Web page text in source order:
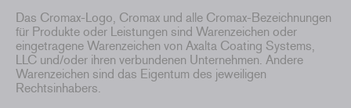
Das Cromax-Logo, Cromax und alle Cromax-Bezeichnungen
für Produkte oder Leistungen sind Warenzeichen oder
eingetragene Warenzeichen von Axalta Coating Systems,
LLC und/oder ihren verbundenen Unternehmen. Andere
Warenzeichen sind das Eigentum des jeweiligen
Rechtsinhabers.